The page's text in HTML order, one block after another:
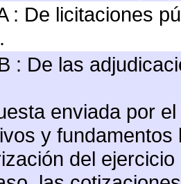
: De licitaciones
: De las
enviada por
y
del